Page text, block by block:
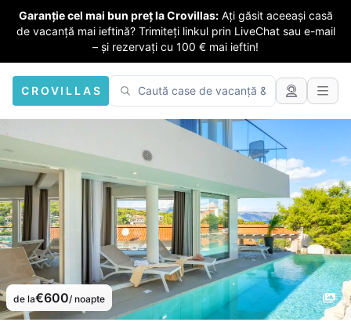
Garanție cel mai bun preț la Crovillas: Ați găsit aceeași casă
de vacanță mai ieftină? Trimiteți linkul prin LiveChat sau e-mail
– și rezervați cu 100 € mai ieftin!
CROVILLAS
de la€600/ noapte